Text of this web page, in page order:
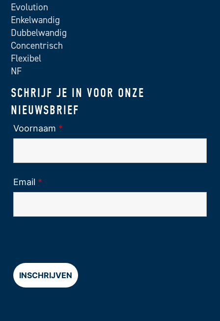
Evolution
Enkelwandig
Dubbelwandig
Concentrisch
Flexibel
NF
SCHRIJF JE IN VOOR ONZE
NIEUWSBRIEF
Voornaam *
Email *